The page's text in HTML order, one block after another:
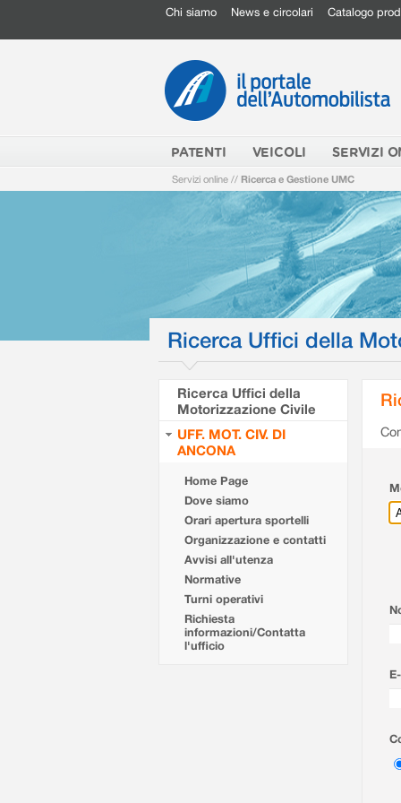
Chi siamo News e circolari Catalogo
PATENTI VEICOLI SERVIZI
Servizi online // Ricerca e Gestione UMC
Ricerca Uffici della
Ricerca Uffici della
Motorizzazione Civile
UFF. MOT. CIV. DI
ANCONA
Home Page
Dove siamo
Orari apertura sportelli
Organizzazione e contatti
Avvisi all'utenza
Normative
Turni operativi
Richiesta
informazioni/Contatta
l'ufficio